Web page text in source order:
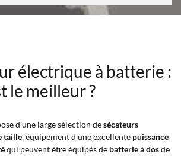
électrique à batterie :
le meilleur ?
d’une large sélection desécateurs
taille, équipement d'une excellente puissance
qui peuvent être équipés de batterie à dosde